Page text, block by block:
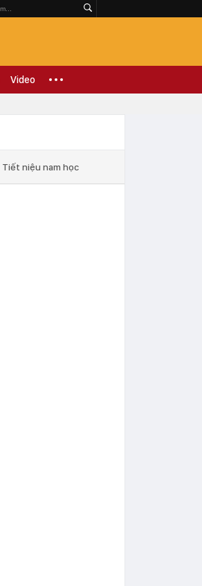
Video
Tiết niệu nam học